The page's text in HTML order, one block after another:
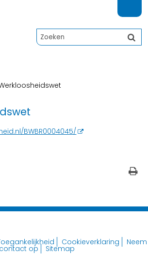
BWBR0004045/
Cookieverklaring Neem
contact op Sitemap